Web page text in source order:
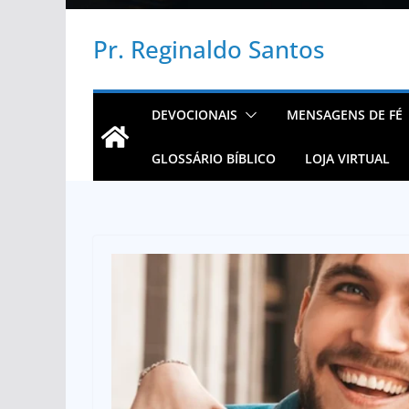
Pr. Reginaldo Santos
DEVOCIONAIS MENSAGENS DE FÉ
GLOSSÁRIO BÍBLICO LOJA VIRTUAL